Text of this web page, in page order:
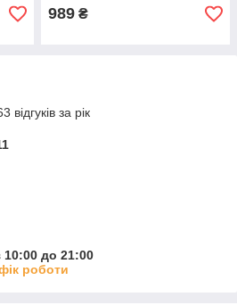
989 ₴
за рік
10:00 до 21:00
роботи